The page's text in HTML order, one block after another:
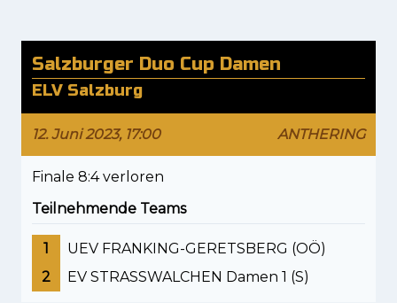
Salzburger Duo Cup Damen
ELV Salzburg
12. Juni 2023, 17:00 ANTHERING
Finale 8:4 verloren
Teilnehmende Teams
1
UEV FRANKING-GERETSBERG (OÖ)
2
EV STRASSWALCHEN Damen 1 (S)